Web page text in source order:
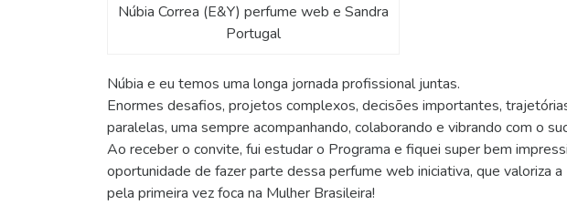
Núbia Correa (E&Y) perfume web e Sandra
Portugal
Núbia e eu temos uma longa jornada profissional juntas.
Enormes desafios, projetos complexos, decisões importantes,
paralelas, uma sempre acompanhando, colaborando e vibrando com o
Ao receber o convite, fui estudar o Programa e fiquei super bem
oportunidade de fazer parte dessa perfume web iniciativa, que valoriza
pela primeira vez foca na Mulher Brasileira!